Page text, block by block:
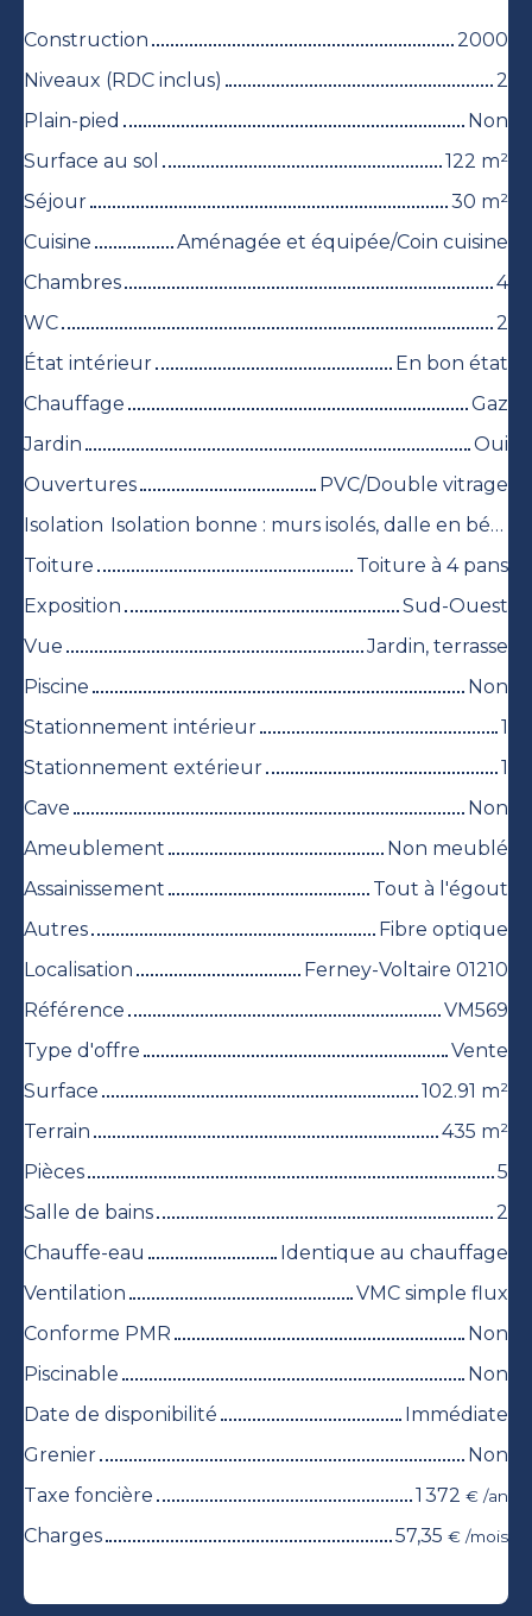
Construction
2000
Niveaux (RDC inclus)
2
Plain-pied
Non
Surface au sol
122 m²
Séjour
30 m²
Cuisine
Aménagée et équipée/Coin cuisine
Chambres
4
WC
2
État intérieur
En bon état
Chauffage
Gaz
Jardin
Oui
Ouvertures
PVC/Double vitrage
Isolation
Isolation bonne : murs isolés, dalle en béton sur vide sanitaire isolée, plafond sous combles perdus isolé.
Toiture
Toiture à 4 pans
Exposition
Sud-Ouest
Vue
Jardin, terrasse
Piscine
Non
Stationnement intérieur
1
Stationnement extérieur
1
Cave
Non
Ameublement
Non meublé
Assainissement
Tout à l'égout
Autres
Fibre optique
Localisation
Ferney-Voltaire 01210
Référence
VM569
Type d'offre
Vente
Surface
102.91 m²
Terrain
435 m²
Pièces
5
Salle de bains
2
Chauffe-eau
Identique au chauffage
Ventilation
VMC simple flux
Conforme PMR
Non
Piscinable
Non
Date de disponibilité
Immédiate
Grenier
Non
Taxe foncière
1 372 € /an
Charges 57,35 € /mois